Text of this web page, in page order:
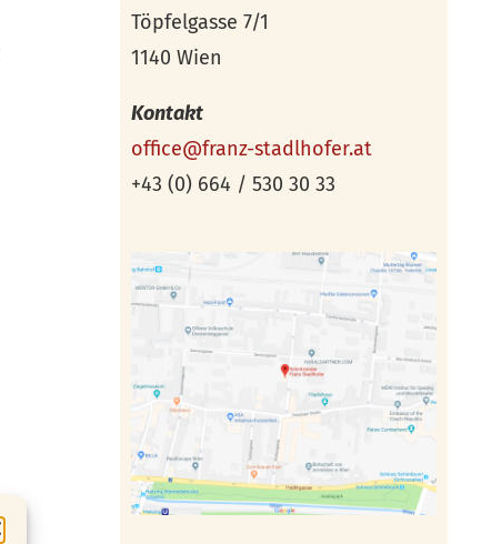
Töpfelgasse 7/1
1140 Wien
Kontakt
office@franz-stadlhofer.at
+43 (0) 664 / 530 30 33